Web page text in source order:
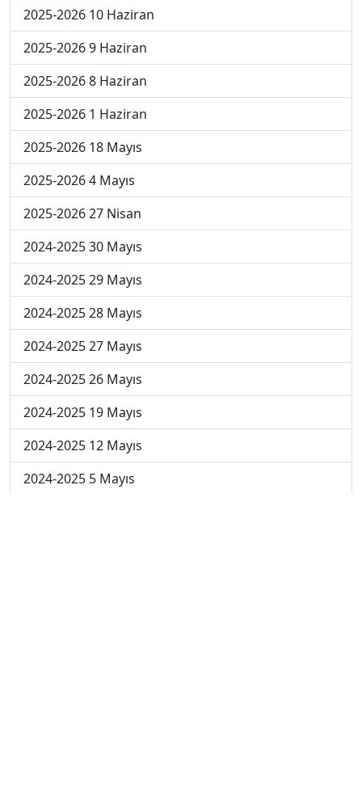
2025-2026 10 Haziran
2025-2026 9 Haziran
2025-2026 8 Haziran
2025-2026 1 Haziran
2025-2026 18 Mayıs
2025-2026 4 Mayıs
2025-2026 27 Nisan
2024-2025 30 Mayıs
2024-2025 29 Mayıs
2024-2025 28 Mayıs
2024-2025 27 Mayıs
2024-2025 26 Mayıs
2024-2025 19 Mayıs
2024-2025 12 Mayıs
2024-2025 5 Mayıs